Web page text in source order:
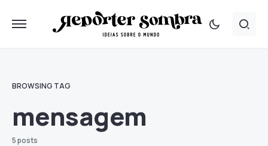
BROWSING TAG
mensagem
5 posts